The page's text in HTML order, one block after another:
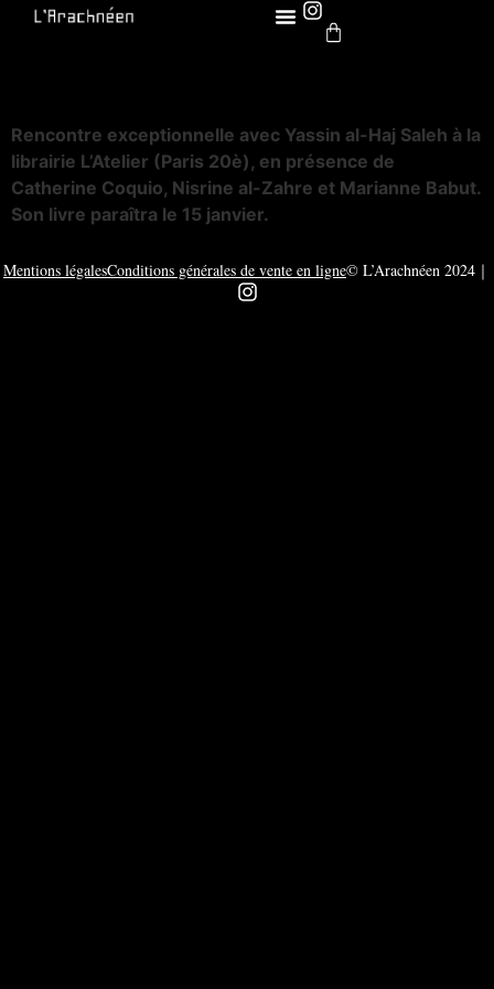
Rencontre exceptionnelle avec Yassin al-Haj Saleh à la
librairie L’Atelier (Paris 20è), en présence de
Catherine Coquio, Nisrine al-Zahre et Marianne Babut.
Son livre paraîtra le 15 janvier.
Mentions légalesConditions générales de vente en ligne© L’Arachnéen 2024 ｜